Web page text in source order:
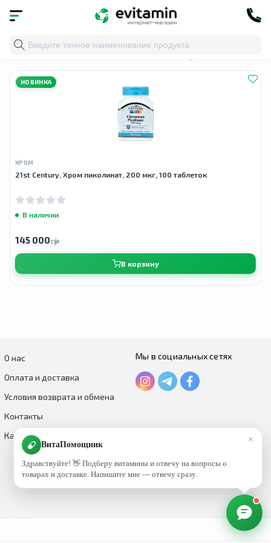
Главная » поддержка уровня глюкозы
НОВИНКА
ХРОМ
21st Century, Хром пиколинат, 200 мкг, 100 таблеток
В наличии
145 000сӯм
В корзину
О нас
Оплата и доставка
Условия возврата и обмена
Контакты
Каталог по брендам
Мы в социальных сетях
×
ВитаПомощник
Здравствуйте! 👋 Подберу витамины и отвечу на вопросы о
товарах и доставке. Напишите мне — отвечу сразу.